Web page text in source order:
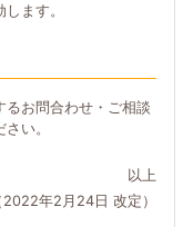
ます。
るお問合わせ・ご相談
い。
以上
2022年2月24日 改定）